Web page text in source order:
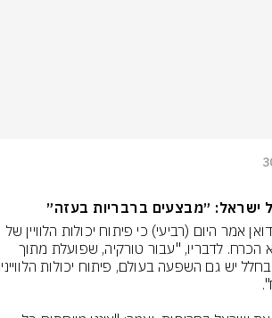
ישראל: ״מבצעים ברבריות בעזה״